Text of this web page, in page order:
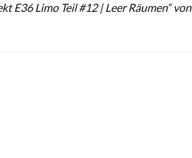
E36 Limo Teil #12 | Leer Räumen“ von